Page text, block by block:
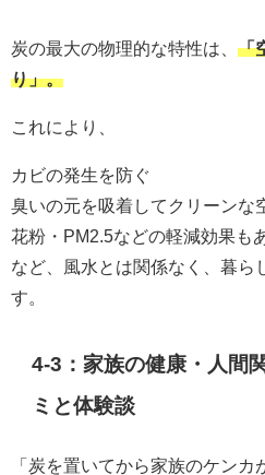
炭の最大の物理的な特性は、 「
り」。
これにより、
カビの発生を防ぐ
臭いの元を吸着してクリーンな
花粉・PM2.5などの軽減効果も
など、風水とは関係なく、暮ら
す。
4-3：家族の健康・人間
ミと体験談
「炭を置いてから家族のケン